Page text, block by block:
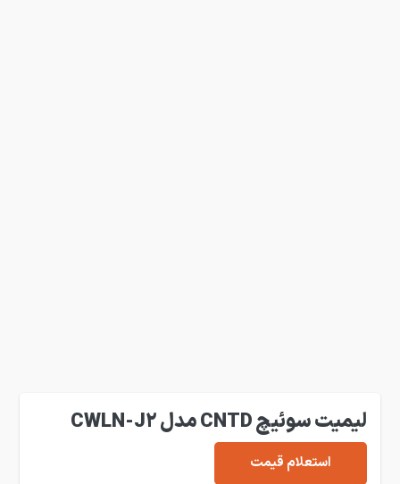
لیمیت سوئیچ CNTD مدل CWLN-J2
استعلام قیمت